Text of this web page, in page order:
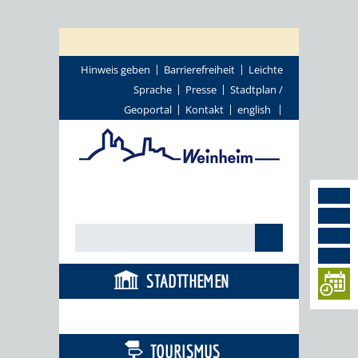
Hinweis geben Barrierefreiheit
Leichte
Sprache
Presse
Stadtplan /
Geoportal
Kontakt english
STADTTHEMEN
TOURISMUS